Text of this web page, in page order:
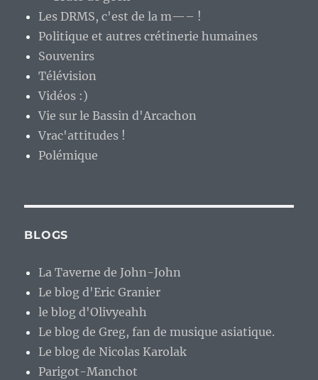
Les DRMS, c'est de la m—– !
Politique et autres crétinerie humaines
Souvenirs
Télévision
Vidéos :)
Vie sur le Bassin d'Arcachon
Vrac'attitudes !
Polémique
BLOGS
La Taverne de John-John
Le blog d'Eric Granier
le blog d'Olivyeahh
Le blog de Greg, fan de musique asiatique.
Le blog de Nicolas Karolak
Parigot-Manchot